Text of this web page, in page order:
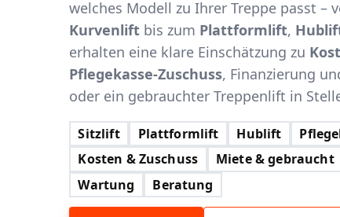
welches Modell zu Ihrer Treppe passt –
Kurvenlift bis zum Plattformlift,
erhalten eine klare Einschätzung zu
Pflegekasse-Zuschuss, Finanzierung
oder ein gebrauchter Treppenlift in
Sitzlift Plattformlift Hublift
Kosten & Zuschuss
Miete & gebraucht
Wartung
Beratung